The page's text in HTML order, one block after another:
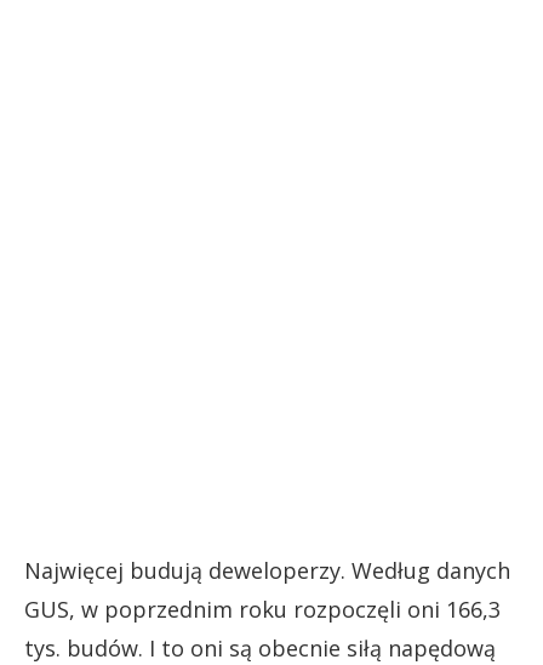
Najwięcej budują deweloperzy. Według danych
GUS, w poprzednim roku rozpoczęli oni 166,3
tys. budów. I to oni są obecnie siłą napędową